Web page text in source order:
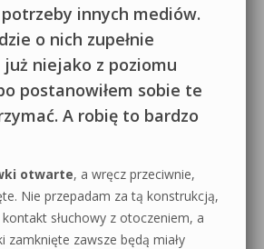
potrzeby innych mediów.
o nich zupełnie
niejako z poziomu
postanowiłem sobie te
A robię to bardzo
otwarte, a wręcz przeciwnie,
Nie przepadam za tą konstrukcją,
słuchowy z otoczeniem, a
zamknięte zawsze będą miały